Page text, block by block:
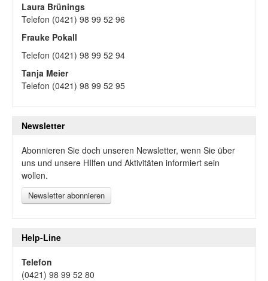
Laura Brünings
Telefon (0421) 98 99 52 96
Frauke Pokall
Telefon (0421) 98 99 52 94
Tanja Meier
Telefon (0421) 98 99 52 95
Newsletter
Abonnieren Sie doch unseren Newsletter, wenn Sie über
uns und unsere HIlfen und Aktivitäten informiert sein
wollen.
Newsletter abonnieren
Help-Line
Telefon
(0421) 98 99 52 80